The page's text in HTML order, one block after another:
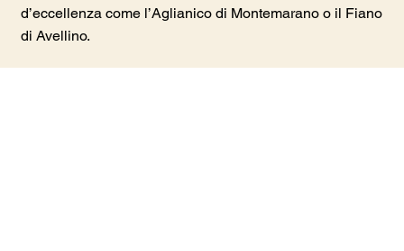
d’eccellenza come l’Aglianico di Montemarano o il Fiano
di Avellino.